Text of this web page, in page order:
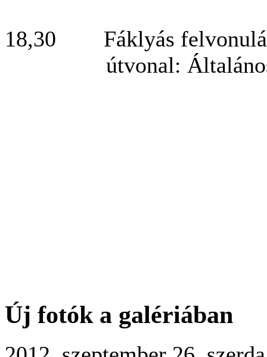
18,30 Fáklyás
útvonal: Általános
Új fotók a galériában